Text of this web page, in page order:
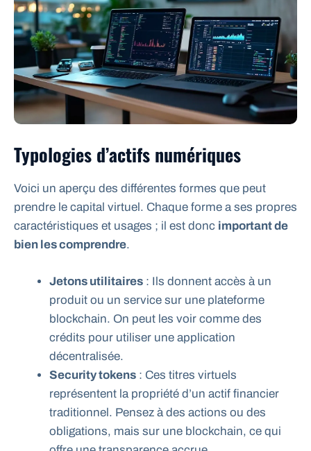
Typologies d’actifs numériques
Voici un aperçu des différentes formes que peut
prendre le capital virtuel. Chaque forme a ses propres
caractéristiques et usages ; il est donc important de
bien les comprendre.
Jetons utilitaires : Ils donnent accès à un
produit ou un service sur une plateforme
blockchain. On peut les voir comme des
crédits pour utiliser une application
décentralisée.
Security tokens : Ces titres virtuels
représentent la propriété d’un actif financier
traditionnel. Pensez à des actions ou des
obligations, mais sur une blockchain, ce qui